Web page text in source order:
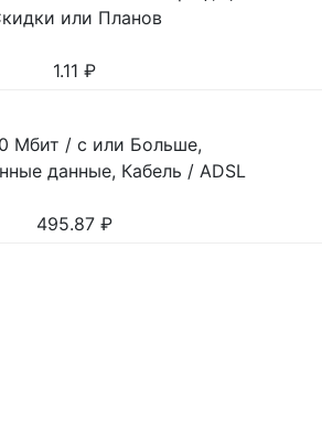
или Планов
1.11 ₽
Мбит / с или Больше,
данные, Кабель / ADSL
495.87 ₽